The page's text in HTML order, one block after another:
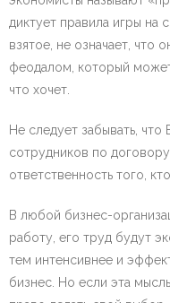
диктует правила игры
взятое, не означает, что
феодалом, который
что хочет.
Не следует забывать,
сотрудников по
ответственность того,
В любой бизнес-
работу, его труд будут
тем интенсивнее и
бизнес. Но если эта